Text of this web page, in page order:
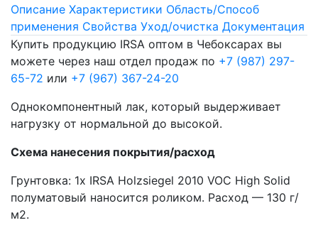
Описание Характеристики Область/Способ
применения Свойства Уход/очистка Документация
Купить продукцию IRSA оптом в Чебоксарах вы
можете через наш отдел продаж по +7 (987) 297-
65-72 или +7 (967) 367-24-20
Однокомпонентный лак, который выдерживает
нагрузку от нормальной до высокой.
Схема нанесения покрытия/расход
Грунтовка: 1x IRSA Holzsiegel 2010 VOC High Solid
полуматовый наносится роликом. Расход — 130 г/
м2.